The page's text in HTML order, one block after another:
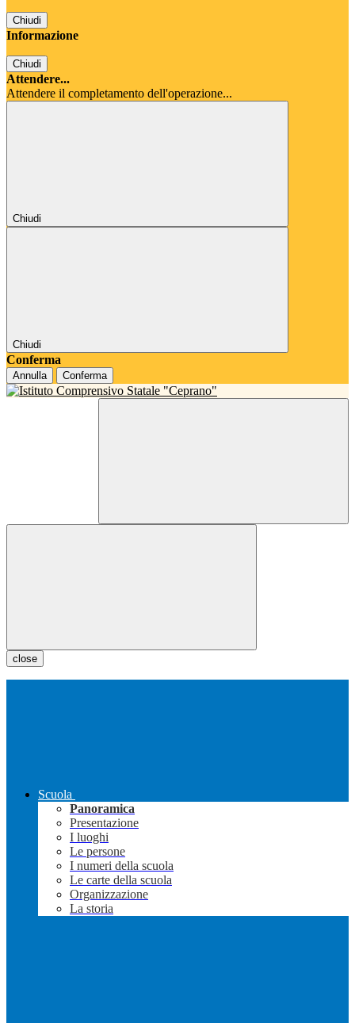
Chiudi
Informazione
Chiudi
Attendere...
Attendere il completamento dell'operazione...
Chiudi
Chiudi
Conferma
Annulla Conferma
close
Scuola
Panoramica
Presentazione
I luoghi
Le persone
I numeri della scuola
Le carte della scuola
Organizzazione
La storia